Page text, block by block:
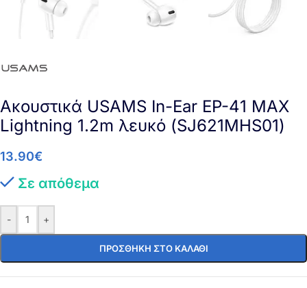
Ακουστικά USAMS In-Ear EP-41 MAX
Lightning 1.2m λευκό (SJ621MHS01)
13.90€
Σε απόθεμα
- +
ΠΡΟΣΘΉΚΗ ΣΤΟ ΚΑΛΆΘΙ